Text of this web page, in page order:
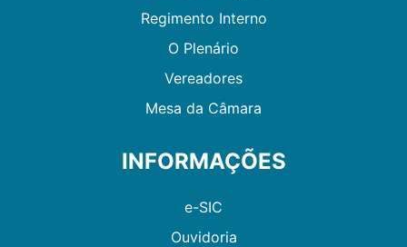
Regimento Interno
O Plenário
Vereadores
Mesa da Câmara
INFORMAÇÕES
e-SIC
Ouvidoria